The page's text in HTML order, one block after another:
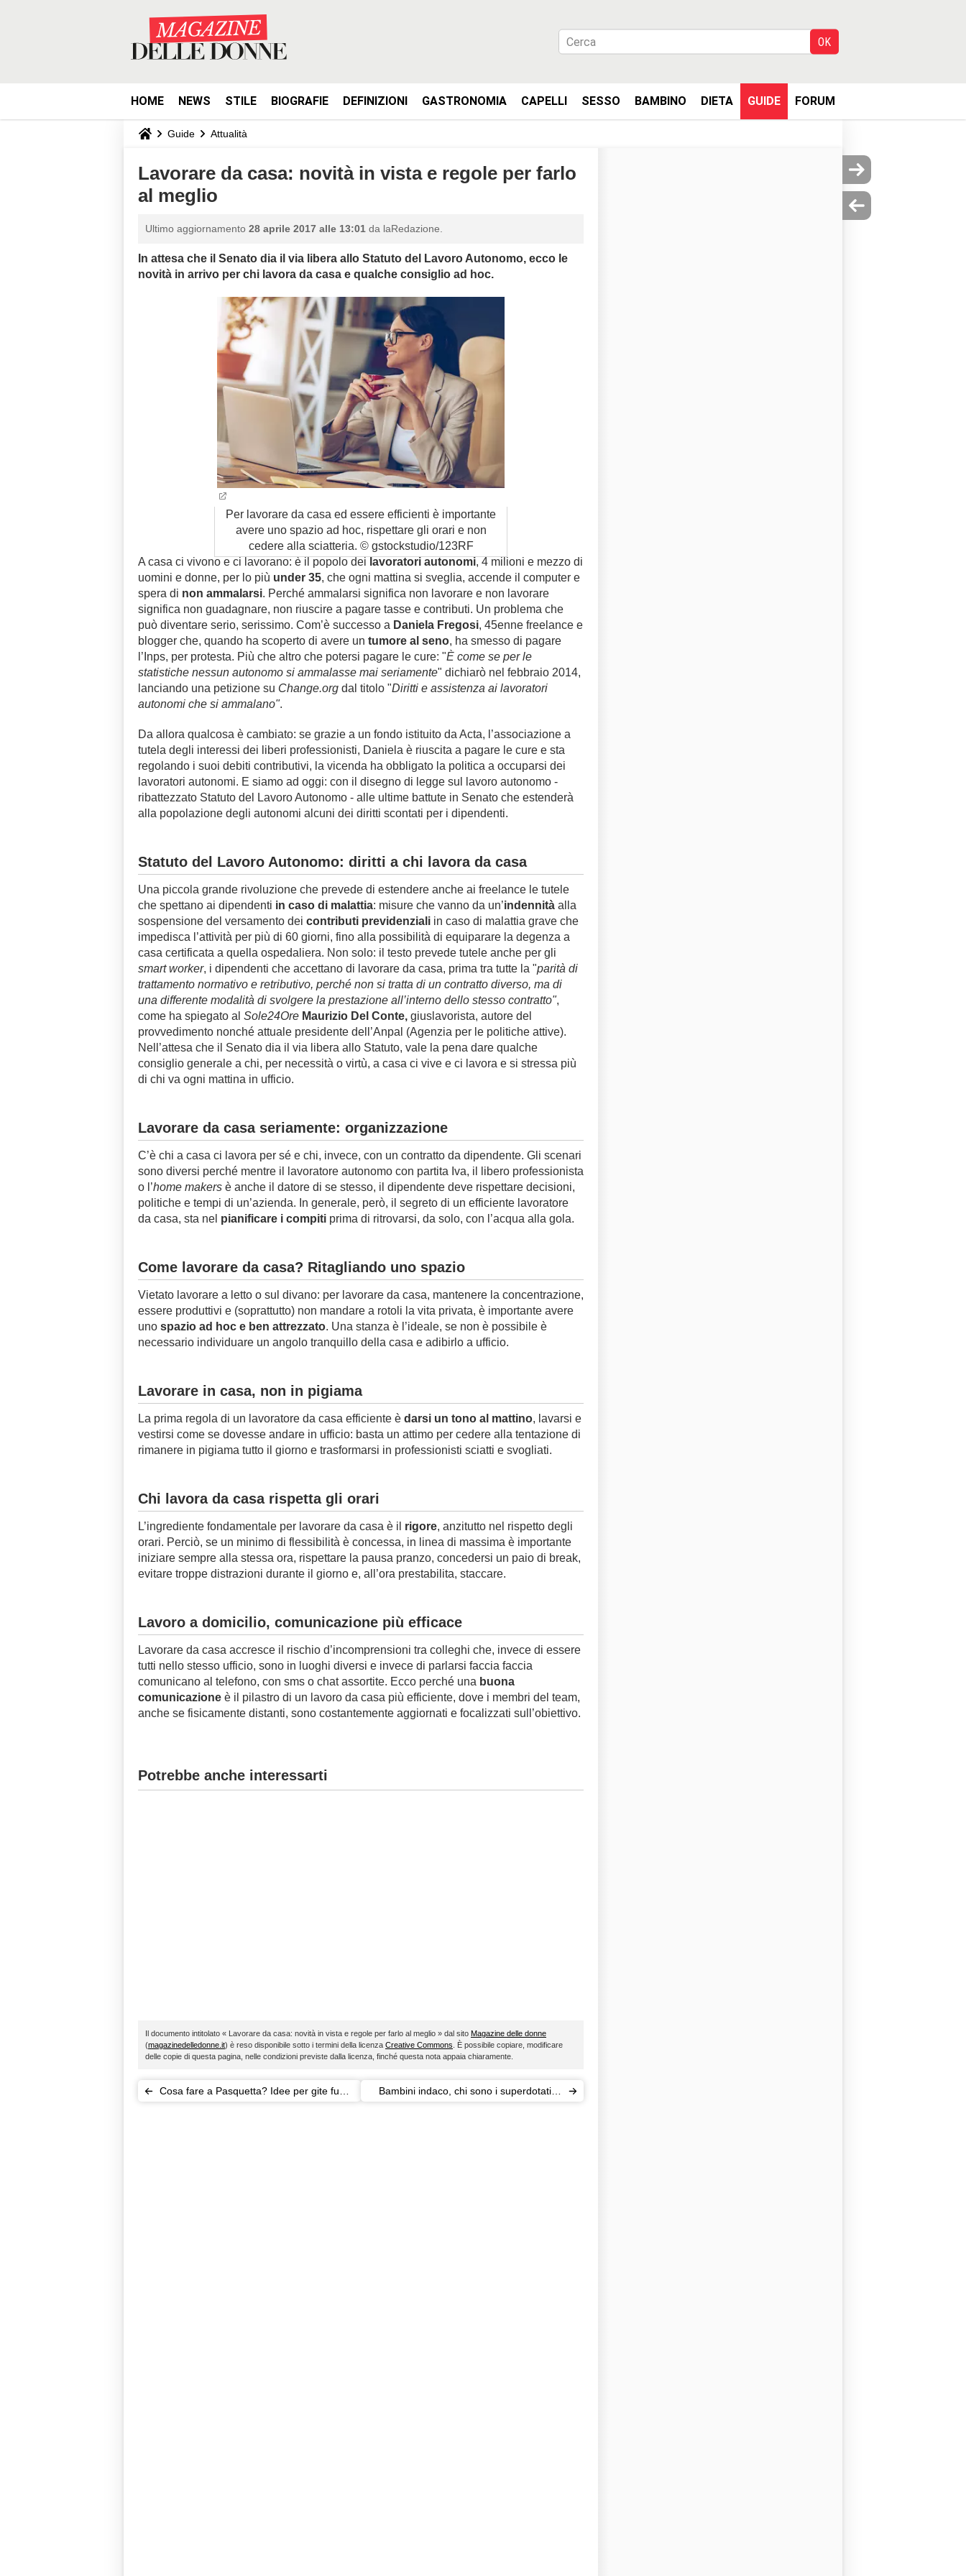
HOME NEWS STILE BIOGRAFIE DEFINIZIONI GASTRONOMIA CAPELLI SESSO BAMBINO DIETA GUIDE FORUM
Guide Attualità
Lavorare da casa: novità in vista e regole per farlo
al meglio
Ultimo aggiornamento 28 aprile 2017 alle 13:01 da laRedazione.
In attesa che il Senato dia il via libera allo Statuto del Lavoro Autonomo, ecco le
novità in arrivo per chi lavora da casa e qualche consiglio ad hoc.
Per lavorare da casa ed essere efficienti è importante
avere uno spazio ad hoc, rispettare gli orari e non
cedere alla sciatteria. © gstockstudio/123RF
A casa ci vivono e ci lavorano: è il popolo dei lavoratori autonomi, 4 milioni e mezzo di
uomini e donne, per lo più under 35, che ogni mattina si sveglia, accende il computer e
spera di non ammalarsi. Perché ammalarsi significa non lavorare e non lavorare
significa non guadagnare, non riuscire a pagare tasse e contributi. Un problema che
può diventare serio, serissimo. Com’è successo a Daniela Fregosi, 45enne freelance e
blogger che, quando ha scoperto di avere un tumore al seno, ha smesso di pagare
l’Inps, per protesta. Più che altro che potersi pagare le cure: "È come se per le
statistiche nessun autonomo si ammalasse mai seriamente" dichiarò nel febbraio 2014,
lanciando una petizione su Change.org dal titolo "Diritti e assistenza ai lavoratori
autonomi che si ammalano".
Da allora qualcosa è cambiato: se grazie a un fondo istituito da Acta, l’associazione a
tutela degli interessi dei liberi professionisti, Daniela è riuscita a pagare le cure e sta
regolando i suoi debiti contributivi, la vicenda ha obbligato la politica a occuparsi dei
lavoratori autonomi. E siamo ad oggi: con il disegno di legge sul lavoro autonomo -
ribattezzato Statuto del Lavoro Autonomo - alle ultime battute in Senato che estenderà
alla popolazione degli autonomi alcuni dei diritti scontati per i dipendenti.
Statuto del Lavoro Autonomo: diritti a chi lavora da casa
Una piccola grande rivoluzione che prevede di estendere anche ai freelance le tutele
che spettano ai dipendenti in caso di malattia: misure che vanno da un’indennità alla
sospensione del versamento dei contributi previdenziali in caso di malattia grave che
impedisca l’attività per più di 60 giorni, fino alla possibilità di equiparare la degenza a
casa certificata a quella ospedaliera. Non solo: il testo prevede tutele anche per gli
smart worker, i dipendenti che accettano di lavorare da casa, prima tra tutte la "parità di
trattamento normativo e retributivo, perché non si tratta di un contratto diverso, ma di
una differente modalità di svolgere la prestazione all’interno dello stesso contratto",
come ha spiegato al Sole24Ore Maurizio Del Conte, giuslavorista, autore del
provvedimento nonché attuale presidente dell’Anpal (Agenzia per le politiche attive).
Nell’attesa che il Senato dia il via libera allo Statuto, vale la pena dare qualche
consiglio generale a chi, per necessità o virtù, a casa ci vive e ci lavora e si stressa più
di chi va ogni mattina in ufficio.
Lavorare da casa seriamente: organizzazione
C’è chi a casa ci lavora per sé e chi, invece, con un contratto da dipendente. Gli scenari
sono diversi perché mentre il lavoratore autonomo con partita Iva, il libero professionista
o l’home makers è anche il datore di se stesso, il dipendente deve rispettare decisioni,
politiche e tempi di un’azienda. In generale, però, il segreto di un efficiente lavoratore
da casa, sta nel pianificare i compiti prima di ritrovarsi, da solo, con l’acqua alla gola.
Come lavorare da casa? Ritagliando uno spazio
Vietato lavorare a letto o sul divano: per lavorare da casa, mantenere la concentrazione,
essere produttivi e (soprattutto) non mandare a rotoli la vita privata, è importante avere
uno spazio ad hoc e ben attrezzato. Una stanza è l’ideale, se non è possibile è
necessario individuare un angolo tranquillo della casa e adibirlo a ufficio.
Lavorare in casa, non in pigiama
La prima regola di un lavoratore da casa efficiente è darsi un tono al mattino, lavarsi e
vestirsi come se dovesse andare in ufficio: basta un attimo per cedere alla tentazione di
rimanere in pigiama tutto il giorno e trasformarsi in professionisti sciatti e svogliati.
Chi lavora da casa rispetta gli orari
L’ingrediente fondamentale per lavorare da casa è il rigore, anzitutto nel rispetto degli
orari. Perciò, se un minimo di flessibilità è concessa, in linea di massima è importante
iniziare sempre alla stessa ora, rispettare la pausa pranzo, concedersi un paio di break,
evitare troppe distrazioni durante il giorno e, all’ora prestabilita, staccare.
Lavoro a domicilio, comunicazione più efficace
Lavorare da casa accresce il rischio d’incomprensioni tra colleghi che, invece di essere
tutti nello stesso ufficio, sono in luoghi diversi e invece di parlarsi faccia faccia
comunicano al telefono, con sms o chat assortite. Ecco perché una buona
comunicazione è il pilastro di un lavoro da casa più efficiente, dove i membri del team,
anche se fisicamente distanti, sono costantemente aggiornati e focalizzati sull’obiettivo.
Potrebbe anche interessarti
Il documento intitolato « Lavorare da casa: novità in vista e regole per farlo al meglio » dal sito Magazine delle donne
(magazinedelledonne.it) è reso disponibile sotto i termini della licenza Creative Commons . È possibile copiare, modificare
delle copie di questa pagina, nelle condizioni previste dalla licenza, finché questa nota appaia chiaramente.
Cosa fare a Pasquetta? Idee per gite fuori
Bambini indaco, chi sono i superdotati in